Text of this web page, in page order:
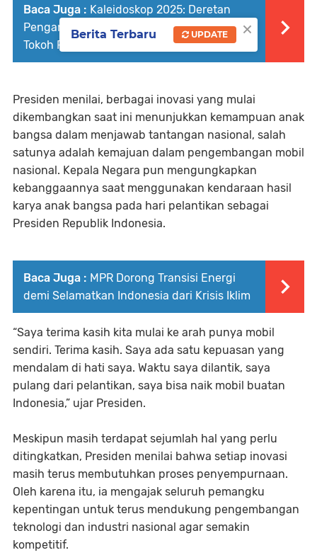
Baca Juga : Kaleidoskop 2025: Deretan
Pengampunan Presiden Prabowo dari
Tokoh Politik hingga Guru Daerah
Presiden menilai, berbagai inovasi yang mulai
dikembangkan saat ini menunjukkan kemampuan anak
bangsa dalam menjawab tantangan nasional, salah
satunya adalah kemajuan dalam pengembangan mobil
nasional. Kepala Negara pun mengungkapkan
kebanggaannya saat menggunakan kendaraan hasil
karya anak bangsa pada hari pelantikan sebagai
Presiden Republik Indonesia.
Baca Juga : MPR Dorong Transisi Energi
demi Selamatkan Indonesia dari Krisis Iklim
“Saya terima kasih kita mulai ke arah punya mobil
sendiri. Terima kasih. Saya ada satu kepuasan yang
mendalam di hati saya. Waktu saya dilantik, saya
pulang dari pelantikan, saya bisa naik mobil buatan
Indonesia,” ujar Presiden.
Meskipun masih terdapat sejumlah hal yang perlu
ditingkatkan, Presiden menilai bahwa setiap inovasi
masih terus membutuhkan proses penyempurnaan.
Oleh karena itu, ia mengajak seluruh pemangku
kepentingan untuk terus mendukung pengembangan
teknologi dan industri nasional agar semakin
kompetitif.
×
Berita Terbaru UPDATE